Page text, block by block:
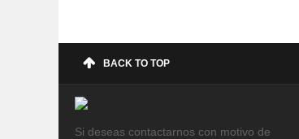
BACK TO TOP
Si deseas contactarnos con motivo de